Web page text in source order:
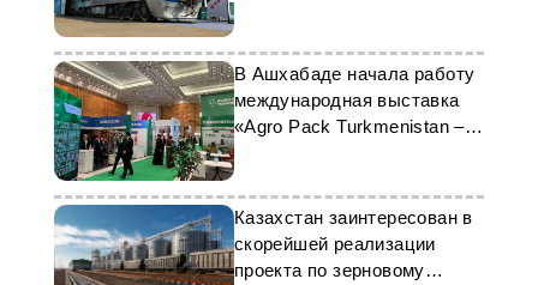
В Ашхабаде начала работу
международная выставка
«Agro Pack Turkmenistan –
2026»
Казахстан заинтересован в
скорейшей реализации
проекта по зерновому